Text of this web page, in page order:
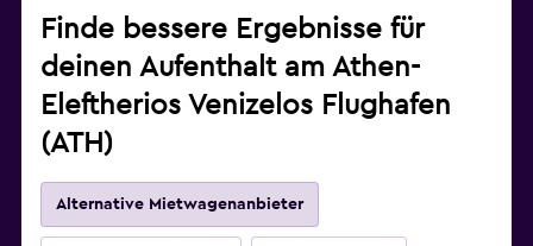
Finde bessere Ergebnisse für
deinen Aufenthalt am Athen-
Eleftherios Venizelos Flughafen
(ATH)
Alternative Mietwagenanbieter